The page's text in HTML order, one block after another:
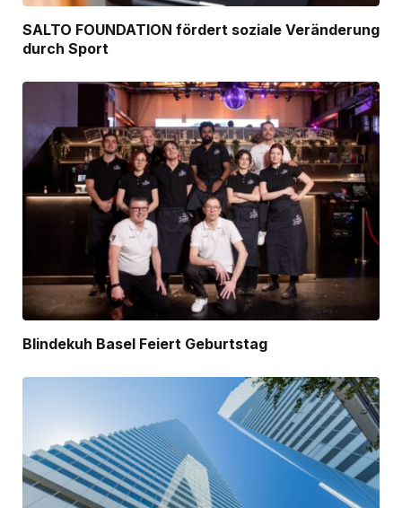
SALTO FOUNDATION fördert soziale Veränderung
durch Sport
Blindekuh Basel Feiert Geburtstag